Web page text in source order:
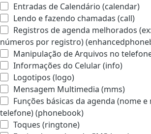
Entradas de Calendário (calendar)
Lendo e fazendo chamadas (call)
Registros de agenda melhorados
números por registro)
Manipulação de Arquivos no
Informações do Celular (info)
Logotipos (logo)
Mensagem Multimedia (mms)
Funções básicas da agenda (nome
telefone) (phonebook)
Toques (ringtone)